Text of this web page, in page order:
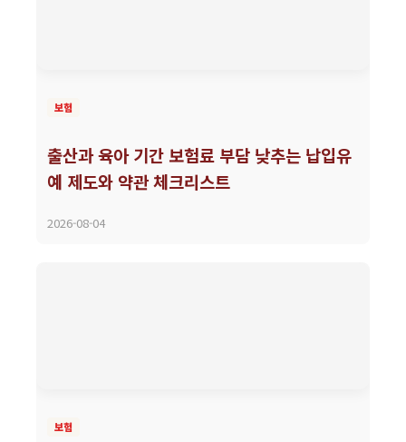
보험
출산과 육아 기간 보험료 부담 낮추는 납입유
예 제도와 약관 체크리스트
2026-08-04
보험